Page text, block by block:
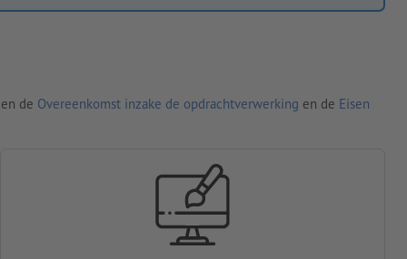
de Overeenkomst inzake de opdrachtverwerking en de Eisen